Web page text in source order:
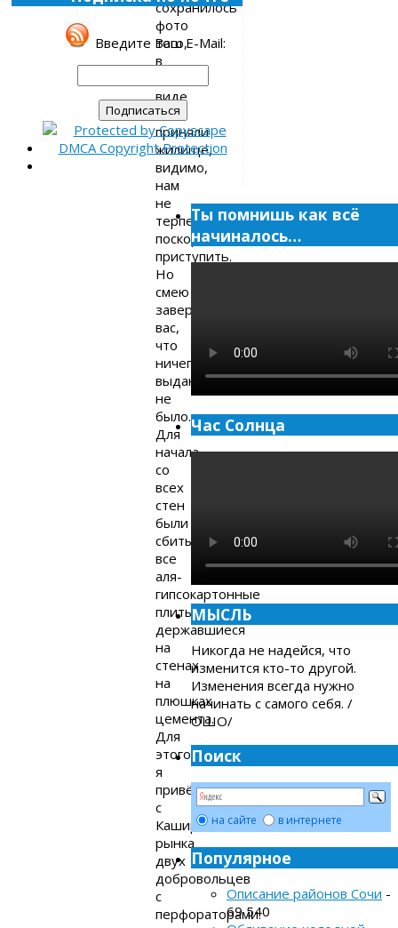
сохранилось
фото
того,
в
виде
мы
приняли
жилище,
видимо,
нам
не
терпелось
поскорее
приступить.
Но
смею
заверить
вас,
что
ничего
выдающегося
не
было.
Для
начала
со
всех
стен
были
сбиты
все
аля-
гипсокартонные
плиты,
державшиеся
на
стенах
на
плюшках
цемента.
Для
этого
я
привёз
с
Каширского
рынка
двух
добровольцев
с
перфораторами.
Введите Ваш E-Mail:
Ты помнишь как всё
начиналось…
Час Солнца
МЫСЛЬ
Никогда не надейся, что
изменится кто-то другой.
Изменения всегда нужно
начинать с самого себя. /
ОШО/
Поиск
на сайте в интернете
Популярное
Описание районов Сочи -
69 540